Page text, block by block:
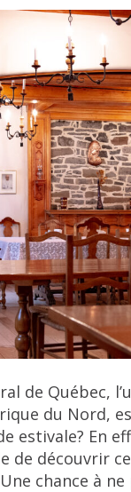
de Québec,
du Nord,
estivale? En
de découvrir
chance à